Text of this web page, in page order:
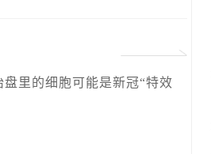
盘里的细胞可能是新冠“特效